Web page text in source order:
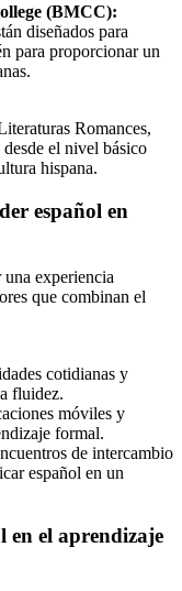
(BMCC):
diseñados para
para proporcionar un
Romances,
el nivel básico
hispana.
español en
experiencia
que combinan el
cotidianas y
fluidez.
móviles y
formal.
de intercambio
español en un
en el aprendizaje